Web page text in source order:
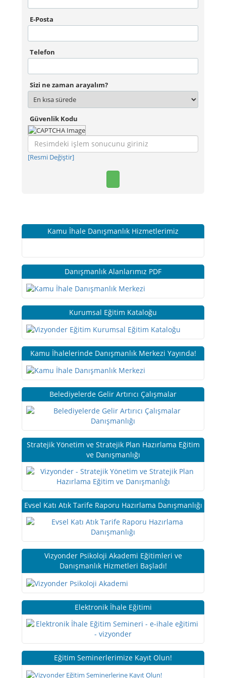
E-Posta
Telefon
Sizi ne zaman arayalım?
Güvenlik Kodu
[Resmi Değiştir]
Kamu İhale Danışmanlık Hizmetlerimiz
Danışmanlık Alanlarımız PDF
Kurumsal Eğitim Kataloğu
Kamu İhalelerinde Danışmanlık Merkezi Yayında!
Belediyelerde Gelir Artırıcı Çalışmalar
Stratejik Yönetim ve Stratejik Plan Hazırlama Eğitim
ve Danışmanlığı
Evsel Katı Atık Tarife Raporu Hazırlama Danışmanlığı
Vizyonder Psikoloji Akademi Eğitimleri ve
Danışmanlık Hizmetleri Başladı!
Elektronik İhale Eğitimi
Eğitim Seminerlerimize Kayıt Olun!